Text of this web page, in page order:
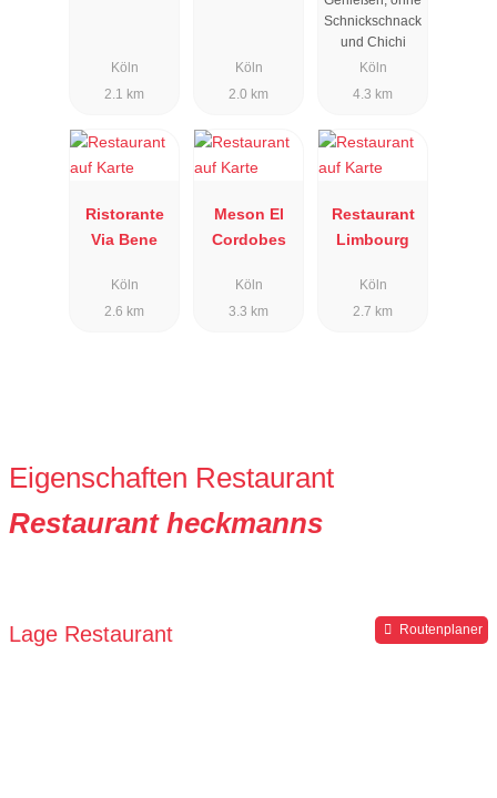
Köln
2.1 km
Köln
2.0 km
Schnickschnack
und Chichi
Köln
4.3 km
Ristorante
Via Bene
Köln
2.6 km
Meson El
Cordobes
Köln
3.3 km
Restaurant
Limbourg
Köln
2.7 km
Eigenschaften Restaurant
Restaurant heckmanns
Lage Restaurant Routenplaner